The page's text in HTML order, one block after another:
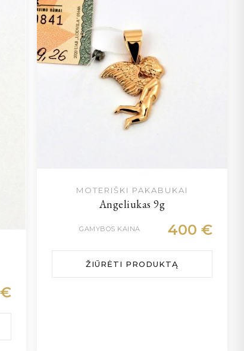
€
MOTERIŠKI PAKABUKAI
Angeliukas 9g
GAMYBOS KAINA 400 €
ŽIŪRĖTI PRODUKTĄ